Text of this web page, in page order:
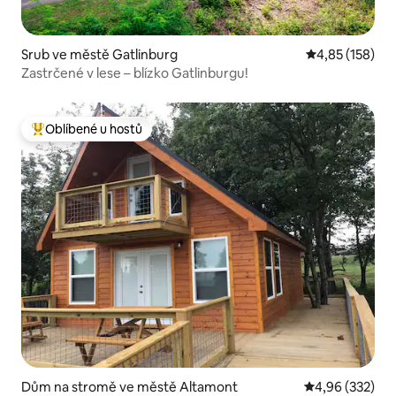
Srub ve městě Gatlinburg Průměrné
4,85 (158)
Zastrčené v lese – blízko Gatlinburgu!
Nejlepší v kategorii Oblíbené u hostů
Oblíbené u hostů
Dům na stromě ve městě Altamont Průměrné
4,96 (332)